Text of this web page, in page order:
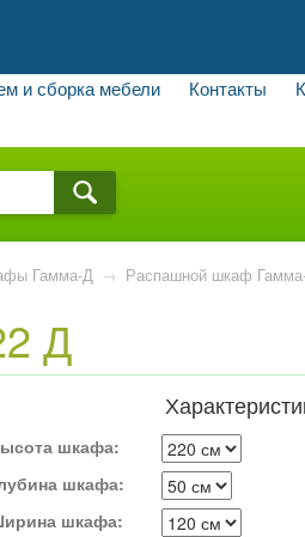
и сборка мебели Контакты
Гамма-Д → Распашной шкаф
Д
шкафа:
шкафа:
шкафа: